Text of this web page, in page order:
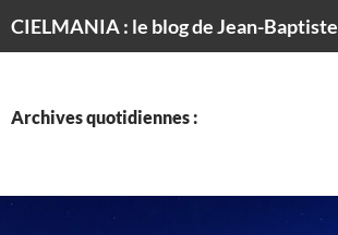
Archives quotidiennes :